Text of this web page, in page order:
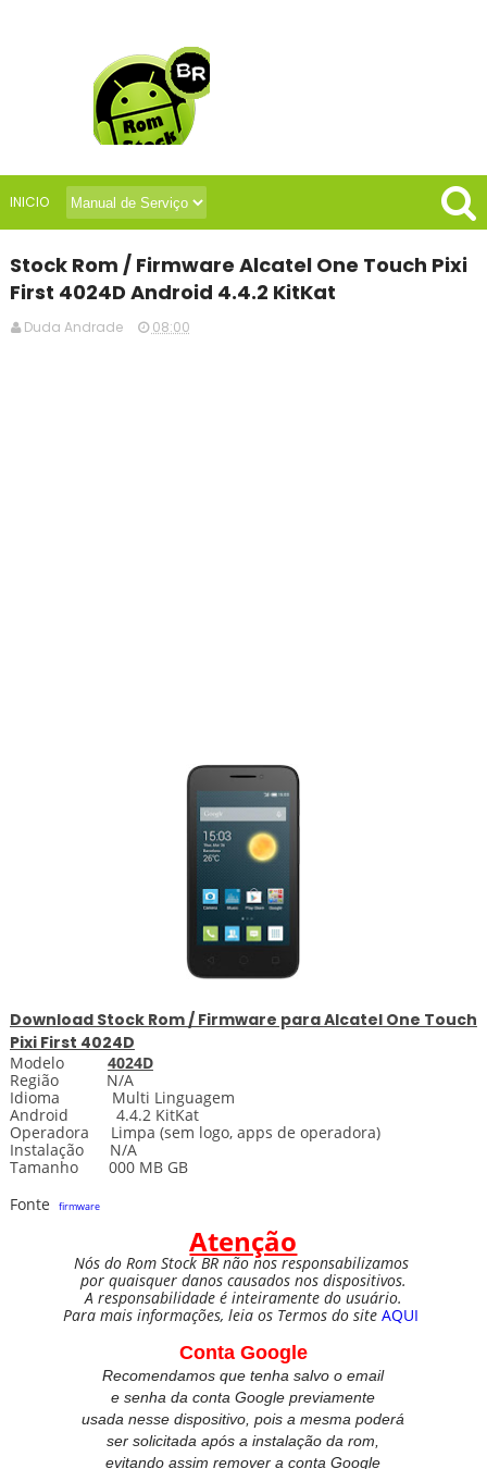
INICIO
Stock Rom / Firmware Alcatel One Touch Pixi
First 4024D Android 4.4.2 KitKat
Duda Andrade 08:00
Download Stock Rom / Firmware paraAlcatel One Touch
Pixi First 4024D
Modelo 4024D
Região N/A
Idioma Multi Linguagem
Android 4.4.2 KitKat
Operadora Limpa (sem logo, apps de operadora)
Instalação N/A
Tamanho 000 MB GB
Fonte
firmware
Atenção
Nós do Rom Stock BR não nos responsabilizamos
por quaisquer danos causados nos dispositivos.
A responsabilidade é inteiramente do usuário.
Para mais informações, leia os Termos do site AQUI
Conta Google
Recomendamos que tenha salvo o email
e senha da conta Google previamente
usada nesse dispositivo, pois a mesma poderá
ser solicitada após a instalação da rom,
evitando assim remover a conta Google